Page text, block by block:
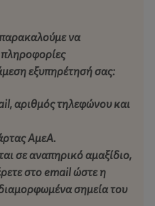
θεατή.
πείτε, έτσι δεν είναι;
διάλειμμα)
για θεατές κάτω των 16
να
εξυπηρέτησή σας:
αριθμός τηλεφώνου και
ΑμεΑ.
σε αναπηρικό αμαξίδιο,
στο email ώστε η
σημεία του